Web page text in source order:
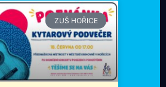
ZUŠ HOŘICE